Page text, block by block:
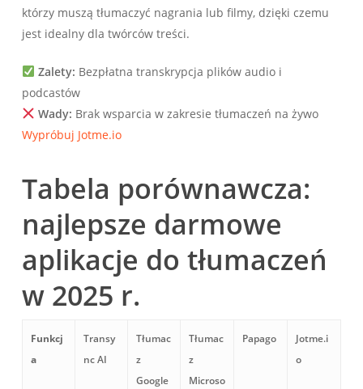
którzy muszą tłumaczyć nagrania lub filmy, dzięki czemu
jest idealny dla twórców treści.
Zalety: Bezpłatna transkrypcja plików audio i
podcastów
Wady: Brak wsparcia w zakresie tłumaczeń na żywo
Wypróbuj Jotme.io
Tabela porównawcza:
najlepsze darmowe
aplikacje do tłumaczeń
w 2025 r.
Funkcj
a
Transy
nc AI
Tłumac
z
Google
Tłumac
z
Microso
Papago
Jotme.i
o